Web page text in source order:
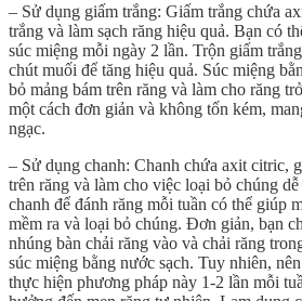
– Sử dụng giấm trắng: Giấm trắng chứa
trắng và làm sạch răng hiệu quả. Bạn có
súc miệng mỗi ngày 2 lần. Trộn giấm
chút muối để tăng hiệu quả. Súc miệng
bỏ mảng bám trên răng và làm cho răng
một cách đơn giản và không tốn kém,
ngạc.
– Sử dụng chanh: Chanh chứa axit citric,
trên răng và làm cho việc loại bỏ chúng
chanh để đánh răng mỗi tuần có thể giúp
mềm ra và loại bỏ chúng. Đơn giản, bạn
nhúng bàn chải răng vào và chải răng
súc miệng bằng nước sạch. Tuy nhiên,
thực hiện phương pháp này 1-2 lần mỗi